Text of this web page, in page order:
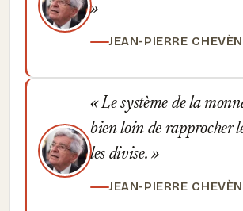
JEAN-PIERRE
Le système de la
bien loin de rapprocher
les divise.
JEAN-PIERRE